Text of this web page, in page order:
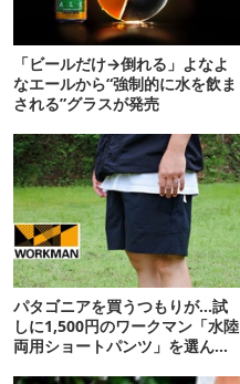
「ビールだけ→倒れる」よなよ
なエールから“強制的に水を飲ま
される”グラスが発売
パタゴニアを買うつもりが…試
しに1,500円のワークマン「水陸
両用ショートパンツ」を選んだ